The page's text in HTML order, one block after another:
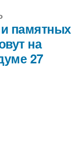
запись:
памятных
на
27